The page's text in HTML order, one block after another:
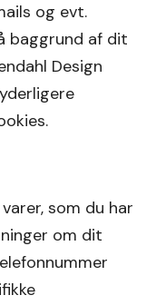
og evt.
baggrund af dit
Design
som du har
om dit